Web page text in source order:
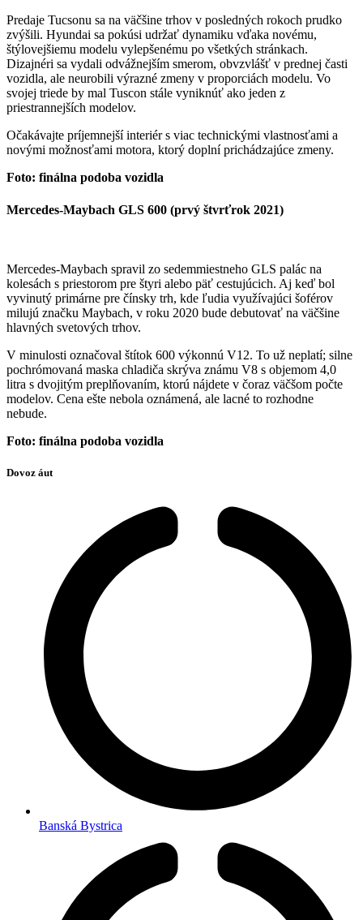
Predaje Tucsonu sa na väčšine trhov v posledných rokoch prudko
zvýšili. Hyundai sa pokúsi udržať dynamiku vďaka novému,
štýlovejšiemu modelu vylepšenému po všetkých stránkach.
Dizajnéri sa vydali odvážnejším smerom, obvzvlášť v prednej časti
vozidla, ale neurobili výrazné zmeny v proporciách modelu. Vo
svojej triede by mal Tuscon stále vyniknúť ako jeden z
priestrannejších modelov.
Očakávajte príjemnejší interiér s viac technickými vlastnosťami a
novými možnosťami motora, ktorý doplní prichádzajúce zmeny.
Foto: finálna podoba vozidla
Mercedes-Maybach GLS 600 (prvý štvrťrok 2021)
Mercedes-Maybach spravil zo sedemmiestneho GLS palác na
kolesách s priestorom pre štyri alebo päť cestujúcich. Aj keď bol
vyvinutý primárne pre čínsky trh, kde ľudia využívajúci šoférov
milujú značku Maybach, v roku 2020 bude debutovať na väčšine
hlavných svetových trhov.
V minulosti označoval štítok 600 výkonnú V12. To už neplatí; silne
pochrómovaná maska chladiča skrýva známu V8 s objemom 4,0
litra s dvojitým preplňovaním, ktorú nájdete v čoraz väčšom počte
modelov. Cena ešte nebola oznámená, ale lacné to rozhodne
nebude.
Foto: finálna podoba vozidla
Dovoz áut
Banská Bystrica